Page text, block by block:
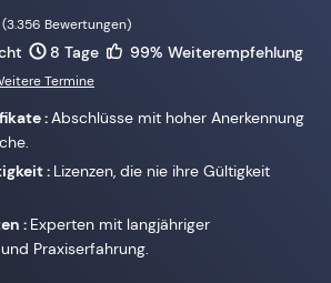
(3.356 Bewertungen)
8 Tage 99% Weiterempfehlung
Termine
:Abschlüsse mit hoher Anerkennung
: Lizenzen, die nie ihre Gültigkeit
: Experten mit langjähriger
Praxiserfahrung.